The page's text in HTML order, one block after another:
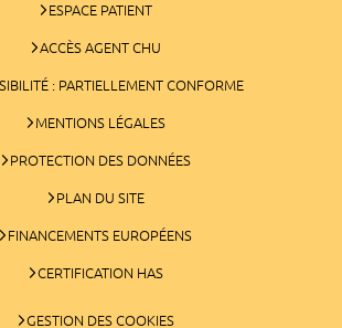
ESPACE PATIENT
ACCÈS AGENT CHU
: PARTIELLEMENT CONFORME
MENTIONS LÉGALES
PROTECTION DES DONNÉES
PLAN DU SITE
FINANCEMENTS EUROPÉENS
CERTIFICATION HAS
GESTION DES COOKIES